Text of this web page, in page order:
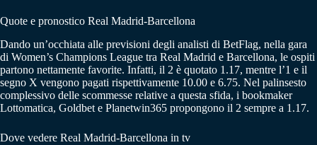
Quote e pronostico Real Madrid-Barcellona
Dando un’occhiata alle previsioni degli analisti di BetFlag, nella gara
di Women’s Champions League tra Real Madrid e Barcellona, le ospiti
partono nettamente favorite. Infatti, il 2 è quotato 1.17, mentre l’1 e il
segno X vengono pagati rispettivamente 10.00 e 6.75. Nel palinsesto
complessivo delle scommesse relative a questa sfida, i bookmaker
Lottomatica, Goldbet e Planetwin365 propongono il 2 sempre a 1.17.
Dove vedere Real Madrid-Barcellona in tv